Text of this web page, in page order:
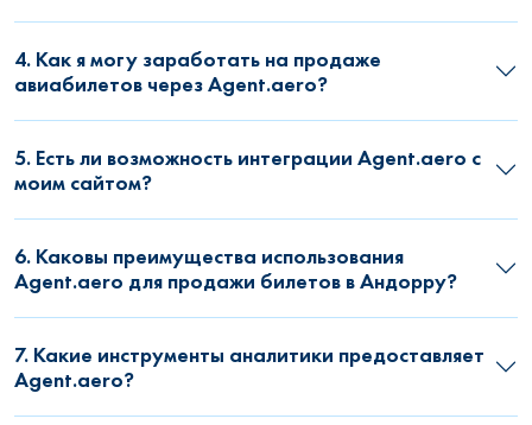
4. Как я могу заработать на продаже
авиабилетов через Agent.aero?
5. Есть ли возможность интеграции Agent.aero с
моим сайтом?
6. Каковы преимущества использования
Agent.aero для продажи билетов в Андорру?
7. Какие инструменты аналитики предоставляет
Agent.aero?